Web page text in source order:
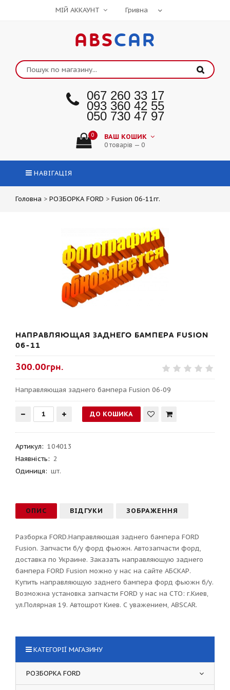
МІЙ АККАУНТ
ABSCAR
067 260 33 17
093 360 42 55
050 730 47 97
0 ВАШ КОШИК
0 товарів — 0
НАВІГАЦІЯ
Головна > РОЗБОРКА FORD > Fusion 06-11гг.
НАПРАВЛЯЮЩАЯ ЗАДНЕГО БАМПЕРА FUSION
06-11
300.00грн.
Направляющая заднего бампера Fusion 06-09
Артикул: 104013
Наявність: 2
Одиниця: шт.
ОПИС ВІДГУКИ ЗОБРАЖЕННЯ
Разборка FORD.Направляющая заднего бампера FORD
Fusion. Запчасти б/у форд фьюжн. Автозапчасти форд,
доставка по Украине. Заказать направляющую заднего
бампера FORD Fusion можно у нас на сайте АБСКАР.
Купить направляющую заднего бампера форд фьюжн б/у.
Возможна установка запчасти FORD у нас на СТО: г.Киев,
ул.Полярная 19. Автошрот Киев. С уважением, ABSCAR.
КАТЕГОРІЇ МАГАЗИНУ
РОЗБОРКА FORD